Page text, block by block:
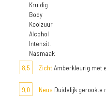
Kruidig
Body
Koolzuur
Alcohol
Intensit.
Nasmaak
8,5
ZichtAmberkleurig met
9,0 Neus Duidelijk gerookte